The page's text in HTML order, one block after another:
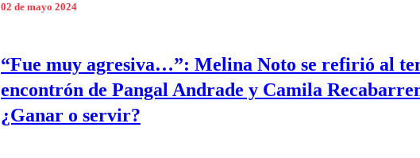
02 de mayo 2024
“Fue muy agresiva…”: Melina Noto se refirió al
encontrón de Pangal Andrade y Camila
¿Ganar o servir?